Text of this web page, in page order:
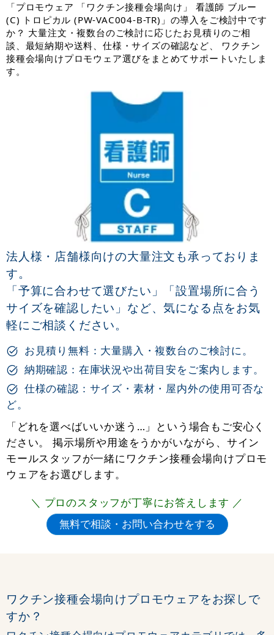
「プロモウェア 「ワクチン接種会場向け」 看護師 ブルー
(C) トロピカル (PW-VAC004-B-TR)」の導入をご検討中です
か？ 大量注文・複数台のご検討に応じたお見積りのご相
談、最短納期や送料、仕様・サイズの確認など、 ワクチン
接種会場向けプロモウェア選びをまとめてサポートいたしま
す。
法人様・店舗様向けの大量注文も承っておりま
す。
「予算に合わせて選びたい」「設置場所に合う
サイズを確認したい」など、気になる点をお気
軽にご相談ください。
お見積り無料：大量購入・複数台のご検討に。
納期確認：在庫状況や出荷目安をご案内します。
仕様の確認：サイズ・素材・屋内外の使用可否な
ど。
「どれを選べばいいか迷う…」という場合もご安心く
ださい。 掲示場所や用途をうかがいながら、サイン
モールスタッフが一緒にワクチン接種会場向けプロモ
ウェアをお選びします。
＼ プロのスタッフが丁寧にお答えします ／
ワクチン接種会場向けプロモウェアをお探しで
すか？